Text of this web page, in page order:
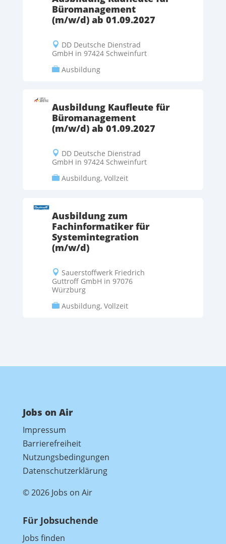
Büromanagement
(m/w/d) ab 01.09.2027
 DD Deutsche Dienstrad
GmbH in 97424 Schweinfurt
 Ausbildung
Ausbildung Kaufleute für
Büromanagement
(m/w/d) ab 01.09.2027
 DD Deutsche Dienstrad
GmbH in 97424 Schweinfurt
 Ausbildung, Vollzeit
Ausbildung zum
Fachinformatiker für
Systemintegration
(m/w/d)
 Sauerstoffwerk Friedrich
Guttroff GmbH in 97076
Würzburg
 Ausbildung, Vollzeit
Jobs on Air
Impressum
Barrierefreiheit
Nutzungsbedingungen
Datenschutzerklärung
© 2026 Jobs on Air
Für Jobsuchende
Jobs finden